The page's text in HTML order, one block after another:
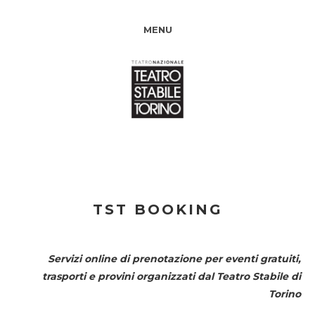
MENU
TST BOOKING
Servizi online di prenotazione per eventi gratuiti,
trasporti e provini organizzati dal Teatro Stabile di
Torino